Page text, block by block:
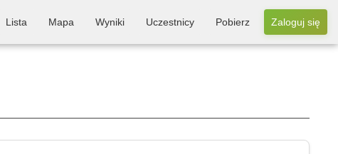
Lista Mapa Wyniki Uczestnicy Pobierz Zaloguj się